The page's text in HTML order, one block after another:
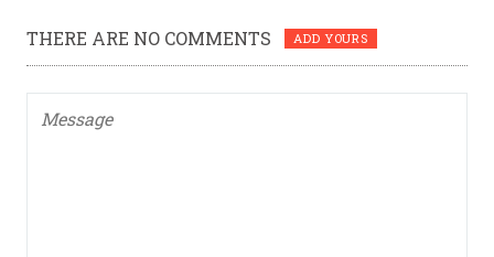
THERE ARE NO COMMENTS ADD YOURS